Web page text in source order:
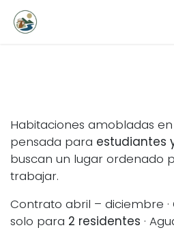
Habitaciones amobladas
pensada para estudiantes
buscan un lugar ordenado
trabajar.
Contrato abril – diciembre
solo para 2 residentes ·